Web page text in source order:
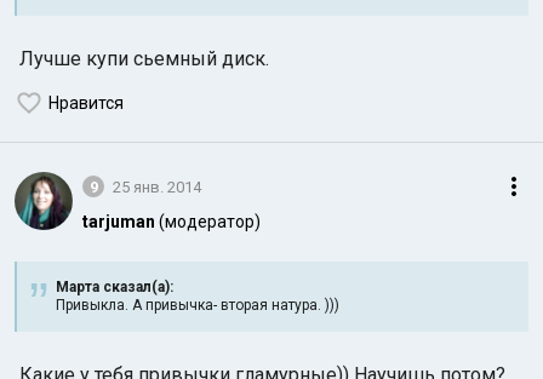
Лучше купи сьемный диск.
Нравится
9 25 янв. 2014
tarjuman (модератор)
Марта сказал(а):
Привыкла. А привычка- вторая натура. )))